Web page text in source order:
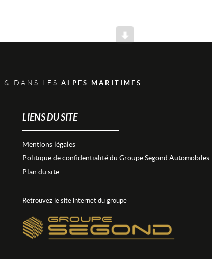
& DANS LES ALPES MARITIMES
LIENS DU SITE
Mentions légales
Politique de confidentialité du Groupe Segond Automobiles
Plan du site
Retrouvez le site internet du groupe
Scroll